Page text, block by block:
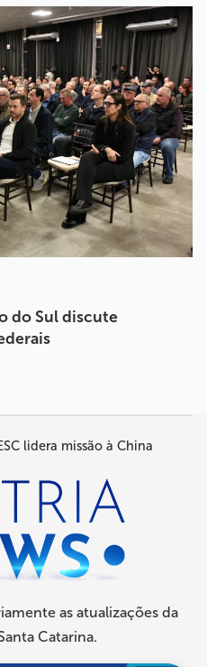
do Sul discute
lidera missão à China
as atualizações da
Catarina.